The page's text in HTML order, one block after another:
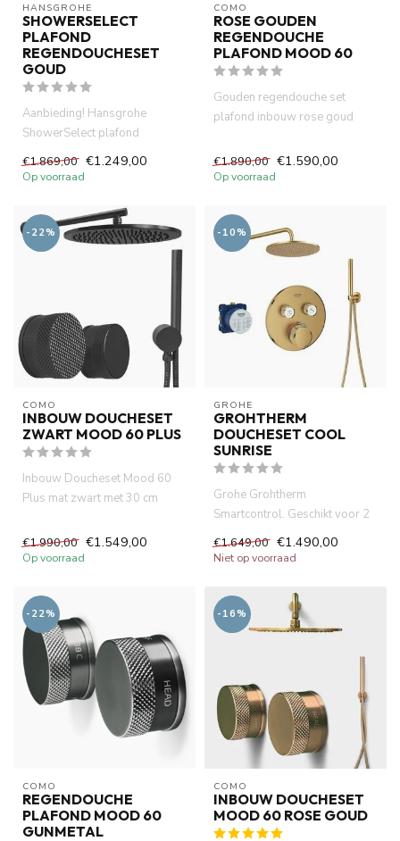
HANSGROHE
SHOWERSELECT
PLAFOND
REGENDOUCHESET
GOUD
Aanbieding! Hansgrohe
ShowerSelect plafond
regendouche set goud .
Thermostatisc...
€1.869,00 €1.249,00
Op voorraad
COMO
ROSE GOUDEN
REGENDOUCHE
PLAFOND MOOD 60
Gouden regendouche set
plafond inbouw rose goud
douchekop...
€1.890,00 €1.590,00
Op voorraad
-22%
COMO
INBOUW DOUCHESET
ZWART MOOD 60 PLUS
Inbouw Doucheset Mood 60
Plus mat zwart met 30 cm
ingebouwd...
€1.990,00 €1.549,00
Op voorraad
-10%
GROHE
GROHTHERM
DOUCHESET COOL
SUNRISE
Grohe Grohtherm
Smartcontrol. Geschikt voor 2
verbruikers. Activering van
verbru...
€1.649,00 €1.490,00
Niet op voorraad
-22%
COMO
REGENDOUCHE
PLAFOND MOOD 60
GUNMETAL
-16%
COMO
INBOUW DOUCHESET
MOOD 60 ROSE GOUD